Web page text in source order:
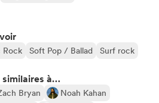
Rock Soft Pop / Ballad Surf rock
similaires à…
Bryan
Noah Kahan